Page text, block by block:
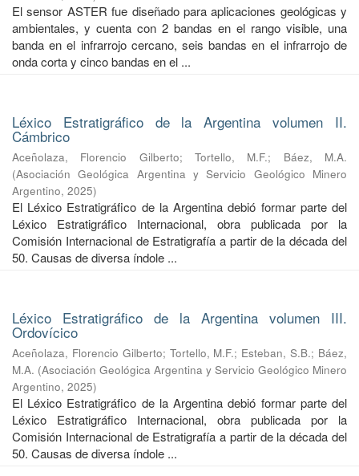
El sensor ASTER fue diseñado para aplicaciones geológicas y
ambientales, y cuenta con 2 bandas en el rango visible, una
banda en el infrarrojo cercano, seis bandas en el infrarrojo de
onda corta y cinco bandas en el ...
Léxico Estratigráfico de la Argentina volumen II.
Cámbrico
Aceñolaza, Florencio Gilberto;Tortello, M.F.; Báez, M.A.
(Asociación Geológica Argentina y Servicio Geológico Minero
Argentino, 2025)
El Léxico Estratigráfico de la Argentina debió formar parte del
Léxico Estratigráfico Internacional, obra publicada por la
Comisión Internacional de Estratigrafía a partir de la década del
50. Causas de diversa índole ...
Léxico Estratigráfico de la Argentina volumen III.
Ordovícico
Aceñolaza, Florencio Gilberto; Tortello, M.F.; Esteban, S.B.; Báez,
M.A. (Asociación Geológica Argentina y Servicio Geológico Minero
Argentino, 2025)
El Léxico Estratigráfico de la Argentina debió formar parte del
Léxico Estratigráfico Internacional, obra publicada por la
Comisión Internacional de Estratigrafía a partir de la década del
50. Causas de diversa índole ...